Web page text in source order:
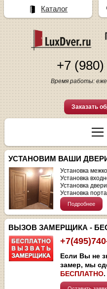
+7
Время работы:
Заказать
УСТАНОВИМ ВАШИ
Установка
Установка
Установка
Установка
Подробнее
ВЫЗОВ ЗАМЕРЩИКА -
Если Вы не
замер, мы
БЕСПЛАТНО.
Каталог